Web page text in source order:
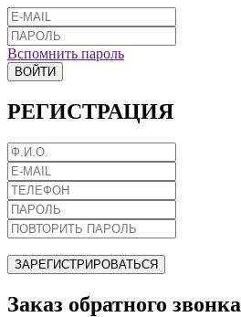
Вспомнить пароль
ВОЙТИ
РЕГИСТРАЦИЯ
ЗАРЕГИСТРИРОВАТЬСЯ
Заказ обратного звонка